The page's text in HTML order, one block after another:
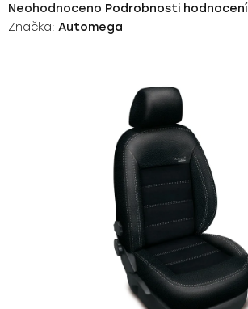
Průměrné
hodnocení
Neohodnoceno Podrobnosti hodnocení
Značka: Automega